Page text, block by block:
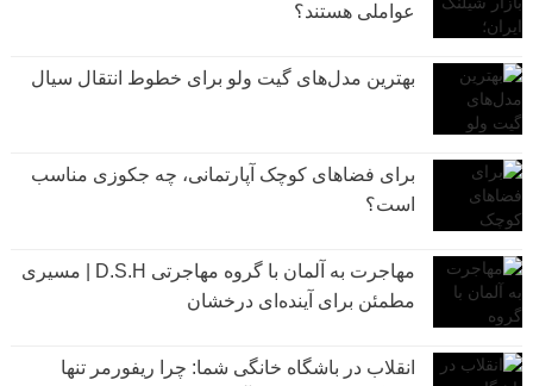
عواملی هستند؟
بهترین مدل‌های گیت ولو برای خطوط انتقال سیال
برای فضاهای کوچک آپارتمانی، چه جکوزی مناسب
است؟
مهاجرت به آلمان با گروه مهاجرتی D.S.H | مسیری
مطمئن برای آینده‌ای درخشان
انقلاب در باشگاه خانگی شما: چرا ریفورمر تنها